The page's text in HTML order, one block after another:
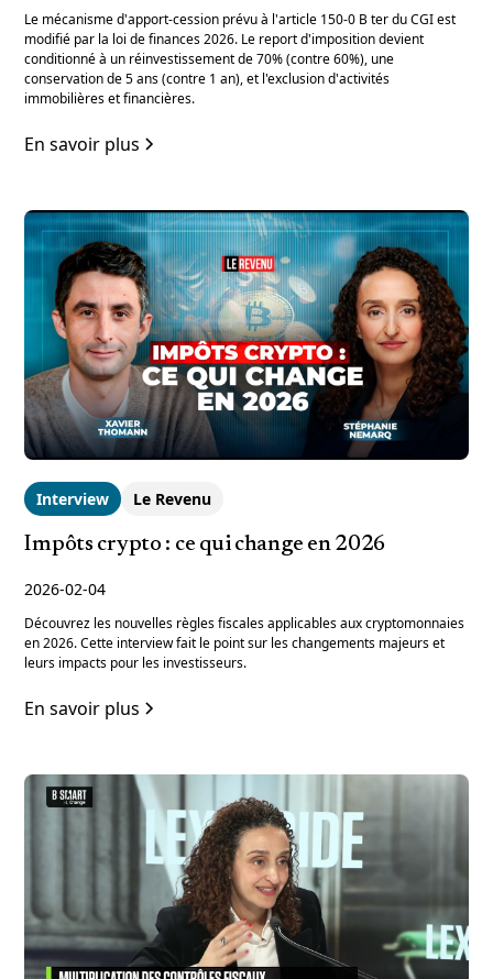
Le mécanisme d'apport-cession prévu à l'article 150-0 B ter du CGI est
modifié par la loi de finances 2026. Le report d'imposition devient
conditionné à un réinvestissement de 70% (contre 60%), une
conservation de 5 ans (contre 1 an), et l'exclusion d'activités
immobilières et financières.
En savoir plus
Interview Le Revenu
Impôts crypto : ce qui change en 2026
2026-02-04
Découvrez les nouvelles règles fiscales applicables aux cryptomonnaies
en 2026. Cette interview fait le point sur les changements majeurs et
leurs impacts pour les investisseurs.
En savoir plus